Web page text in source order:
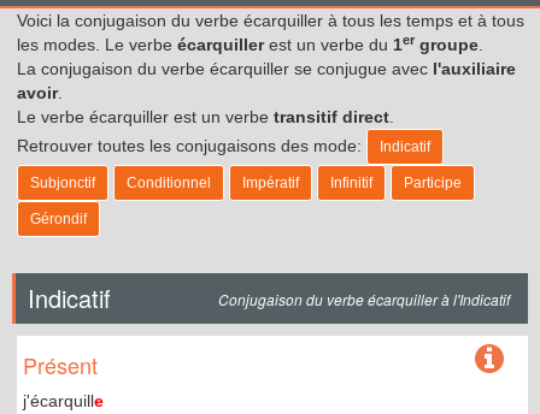
Voici la conjugaison du verbe écarquiller à tous les temps et à tous
les modes. Le verbe écarquillerest un verbe du 1er groupe
La conjugaison du verbe écarquiller se conjugue avec l'auxiliaire
avoir.
Le verbe écarquiller est un verbe transitif direct
Retrouver toutes les conjugaisons des mode:
Indicatif
Subjonctif Conditionnel Impératif Infinitif Participe
Gérondif
Indicatif Conjugaison du verbe écarquiller à l'Indicatif
Présent
j'écarquille